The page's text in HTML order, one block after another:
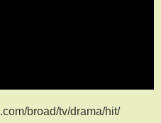
broad/tv/drama/hit/